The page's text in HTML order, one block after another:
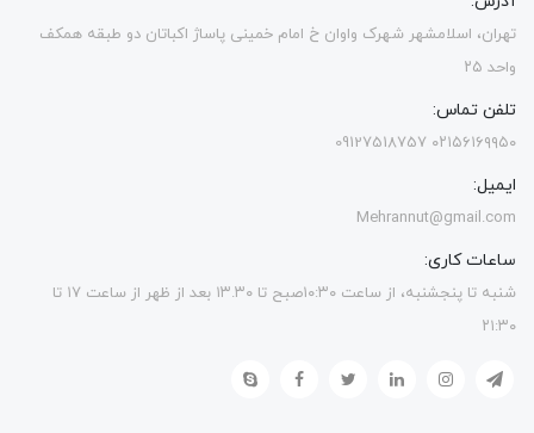
تهران، اسلامشهر شهرک واوان خ امام خمینی پاساژ اکباتان دو طبقه همکف
واحد ۲۵
تلفن تماس:
۰۲۱۵۶۱۶۹۹۵۰ 09127518757
ایمیل:
Mehrannut@gmail.com
ساعات کاری:
شنبه تا پنجشنبه، از ساعت ۱۰:۳۰صبح تا ۱۳.۳۰ بعد از ظهر از ساعت ۱۷ تا
۲۱:۳۰